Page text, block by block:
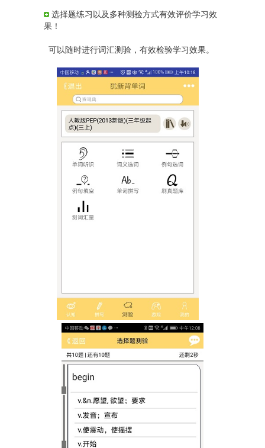
选择题练习以及多种测验方式有效评价学习效
果！
可以随时进行词汇测验，有效检验学习效果。